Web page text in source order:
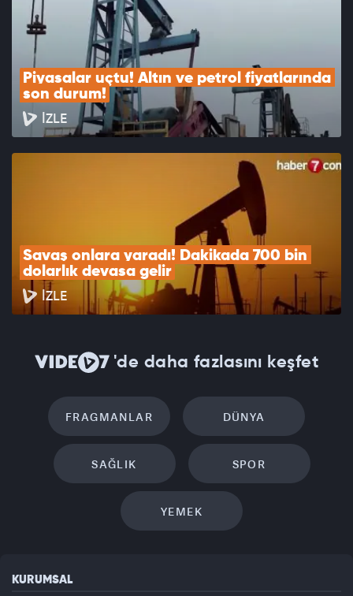
Piyasalar uçtu! Altın ve petrol fiyatlarında
son durum!
İZLE
Savaş onlara yaradı! Dakikada 700 bin
dolarlık devasa gelir
İZLE
'de daha fazlasını keşfet
FRAGMANLAR DÜNYA
SAĞLIK SPOR
YEMEK
KURUMSAL